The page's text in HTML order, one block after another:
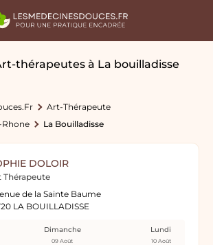
thérapeutes à La bouilladisse
Art-Thérapeute
La Bouilladisse
DOLOIR
Thérapeute
de la Sainte Baume
LA BOUILLADISSE
Dimanche
09 Août
Lundi
10 Août